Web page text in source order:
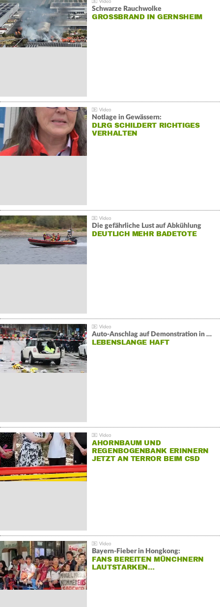
Schwarze Rauchwolke
GROSSBRAND IN GERNSHEIM
Notlage in Gewässern:
DLRG SCHILDERT RICHTIGES
VERHALTEN
Die gefährliche Lust auf Abkühlung
DEUTLICH MEHR BADETOTE
Auto-Anschlag auf Demonstration in München:
LEBENSLANGE HAFT
AHORNBAUM UND
REGENBOGENBANK ERINNERN
JETZT AN TERROR BEIM CSD
Bayern-Fieber in Hongkong:
FANS BEREITEN MÜNCHNERN
LAUTSTARKEN…